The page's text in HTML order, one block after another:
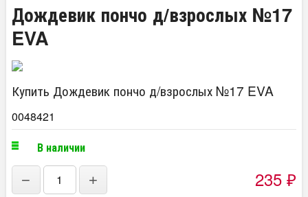
Дождевик пончо д/взрослых №17
EVA
Купить Дождевик пончо д/взрослых №17 EVA
0048421
В наличии
− + 235 ₽